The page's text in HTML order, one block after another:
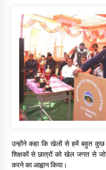
आभूषण बरामद, 7
05/08/
उन्होंने कहा कि खेलों से हमें बहुत कुछ
शिक्षकों से छात्रों को खेल जगत से
करने का आह्वान किया।